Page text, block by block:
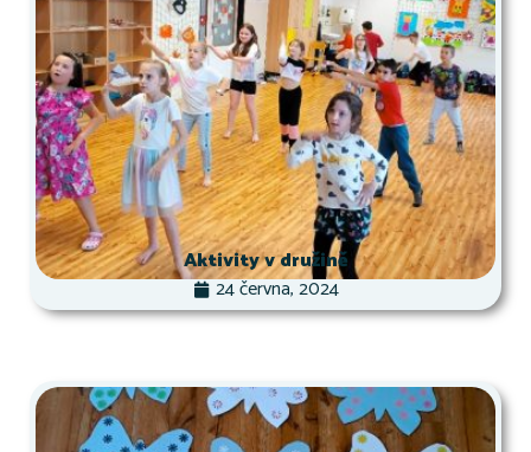
Aktivity v družině
24 června, 2024